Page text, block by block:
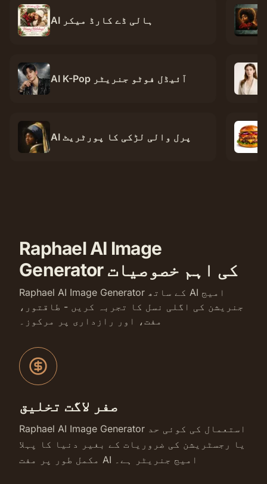
AI ہالی ڈے کارڈ میکر
AI K-Pop آئیڈل فوٹو جنریٹر
AI پرل والی لڑکی کا پورٹریٹ
Raphael AI Image
Generator کی اہم خصوصیات
Raphael AI Image Generator کے ساتھ AI امیج
جنریشن کی اگلی نسل کا تجربہ کریں - طاقتور،
مفت، اور رازداری پر مرکوز۔
صفر لاگت تخلیق
Raphael AI Image Generator استعمال کی کوئی حد
یا رجسٹریشن کی ضروریات کے بغیر دنیا کا پہلا
مکمل طور پر مفت AI امیج جنریٹر ہے۔